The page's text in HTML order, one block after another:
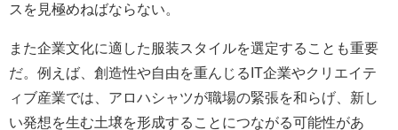
スを見極めねばならない。
また企業文化に適した服装スタイルを選定することも重要
だ。例えば、創造性や自由を重んじるIT企業やクリエイテ
ィブ産業では、アロハシャツが職場の緊張を和らげ、新し
い発想を生む土壌を形成することにつながる可能性があ